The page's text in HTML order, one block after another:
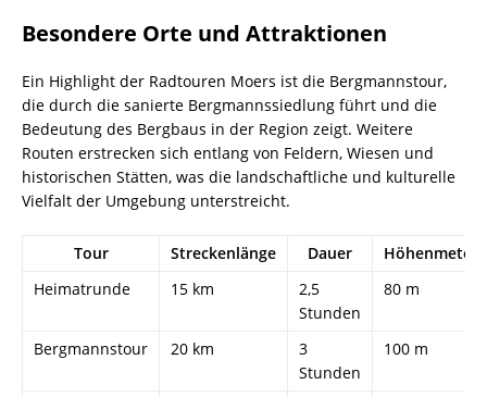
Besondere Orte und Attraktionen
Ein Highlight der Radtouren Moers ist die Bergmannstour,
die durch die sanierte Bergmannssiedlung führt und die
Bedeutung des Bergbaus in der Region zeigt. Weitere
Routen erstrecken sich entlang von Feldern, Wiesen und
historischen Stätten, was die landschaftliche und kulturelle
Vielfalt der Umgebung unterstreicht.
Tour Streckenlänge Dauer
Höhenmeter
Heimatrunde
15 km
2,5
Stunden
80 m
Bergmannstour 20 km
3
Stunden
100 m